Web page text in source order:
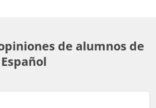
de alumnos de
Español